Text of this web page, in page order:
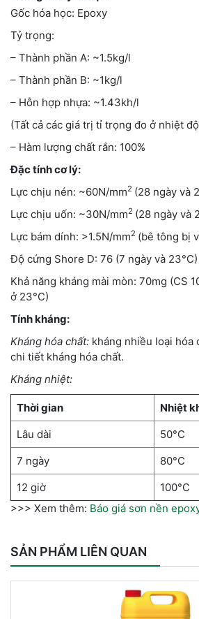
Gốc hóa học: Epoxy
Tỷ trọng:
– Thành phần A: ~1.5kg/l
– Thành phần B: ~1kg/l
– Hỗn hợp nhựa: ~1.43kh/l
(Tất cả các giá trị tỉ trọng đo ở nhiệt
– Hàm lượng chất rắn: 100%
Đặc tính cơ lý:
Lực chịu nén: ~60N/mm2 (28 ngày và
Lực chịu uốn: ~30N/mm2 (28 ngày và
Lực bám dính: >1.5N/mm2 (bê tông bị
Độ cứng Shore D: 76 (7 ngày và 23°C)
Khả năng kháng mài mòn: 70mg (CS
ở 23°C)
Tính kháng:
Kháng hóa chất: kháng nhiều loại hóa
chi tiết kháng hóa chất.
Kháng nhiệt:
Thời gian
Nhiệt
Lâu dài
50°C
7 ngày
80°C
12 giờ
100°C
>>> Xem thêm: Báo giá sơn nền
SẢN PHẨM LIÊN QUAN